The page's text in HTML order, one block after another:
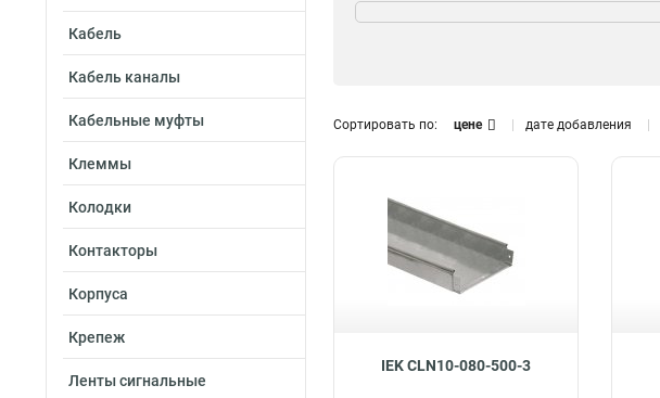
Кабель
Кабель каналы
Кабельные муфты
Клеммы
Колодки
Контакторы
Корпуса
Крепеж
Ленты сигнальные
Размер короба, мм
50х300 66
80x100
80х150
80х200 58
80х300 57
80х600 36
0,7 80
Сортировать по: цене дате добавления
IEK CLN10-080-500-3